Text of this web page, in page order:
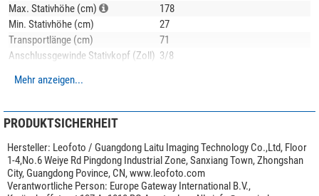
DerVideoneiger BV-15bietet an beiden Achsen eine fein einstellbare
Max. Stativhöhe (cm)
178
Min. Stativhöhe (cm)
27
Transportlänge (cm)
71
Anschlussgewinde Stativkopf (Zoll) 3/8
Maße der Ablageplatte (cm)
Material Stativkopf
Schwenkbereich (°)
360
Stativbeinauszug (-fach)
3
Stativfuß
Gummifuß/Spike-Kombination
Mehr anzeigen...
PRODUKTSICHERHEIT
Hersteller: Leofoto / Guangdong Laitu Imaging Technology Co.,Ltd, Floor
1-4,No.6 Weiye Rd Pingdong Industrial Zone, Sanxiang Town, Zhongshan
City, Guangdong Povince, CN, www.leofoto.com
Verantwortliche Person: Europe Gateway International B.V.,